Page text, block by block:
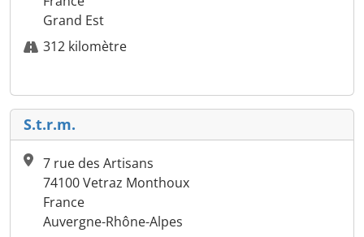
Grand Est
312 kilomètre
S.t.r.m.
7 rue des Artisans
74100 Vetraz Monthoux
France
Auvergne-Rhône-Alpes